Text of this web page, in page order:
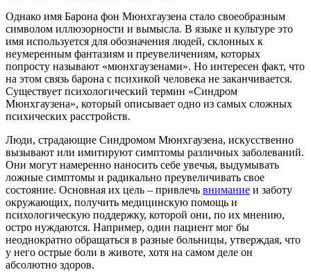
Однако имя Барона фон Мюнхгаузена стало своеобразным
символом иллюзорности и вымысла. В языке и культуре это
имя используется для обозначения людей, склонных к
неумеренным фантазиям и преувеличениям, которых
попросту называют «мюнхгаузенами». Но интересен факт, что
на этом связь барона с психикой человека не заканчивается.
Существует психологический термин «Синдром
Мюнхгаузена», который описывает одно из самых сложных
психических расстройств.
Люди, страдающие Синдромом Мюнхгаузена, искусственно
вызывают или имитируют симптомы различных заболеваний.
Они могут намеренно наносить себе увечья, выдумывать
ложные симптомы и радикально преувеличивать свое
состояние. Основная их цель – привлечь внимание и заботу
окружающих, получить медицинскую помощь и
психологическую поддержку, которой они, по их мнению,
остро нуждаются. Например, один пациент мог бы
неоднократно обращаться в разные больницы, утверждая, что
у него острые боли в животе, хотя на самом деле он
абсолютно здоров.